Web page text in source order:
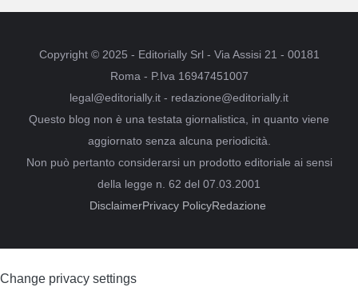
Copyright © 2025 - Editorially Srl - Via Assisi 21 - 00181
Roma - P.Iva 16947451007
legal@editorially.it - redazione@editorially.it
Questo blog non è una testata giornalistica, in quanto viene
aggiornato senza alcuna periodicità.
Non può pertanto considerarsi un prodotto editoriale ai sensi
della legge n. 62 del 07.03.2001
DisclaimerPrivacy PolicyRedazione
Change privacy settings